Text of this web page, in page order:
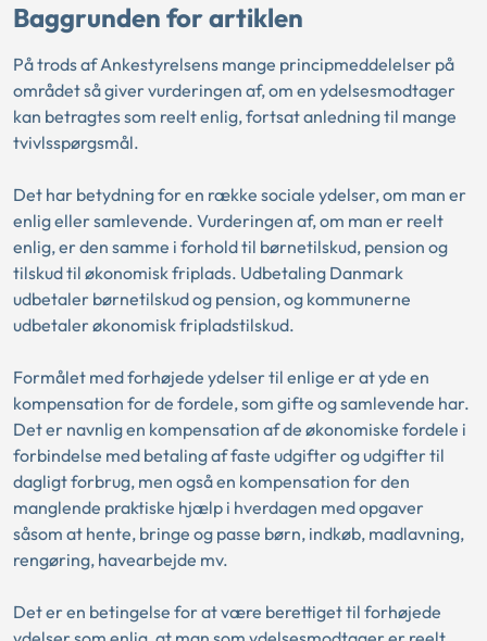
Baggrunden for artiklen
På trods af Ankestyrelsens mange principmeddelelser på
området så giver vurderingen af, om en ydelsesmodtager
kan betragtes som reelt enlig, fortsat anledning til mange
tvivlsspørgsmål.
Det har betydning for en række sociale ydelser, om man er
enlig eller samlevende. Vurderingen af, om man er reelt
enlig, er den samme i forhold til børnetilskud, pension og
tilskud til økonomisk friplads. Udbetaling Danmark
udbetaler børnetilskud og pension, og kommunerne
udbetaler økonomisk fripladstilskud.
Formålet med forhøjede ydelser til enlige er at yde en
kompensation for de fordele, som gifte og samlevende har.
Det er navnlig en kompensation af de økonomiske fordele i
forbindelse med betaling af faste udgifter og udgifter til
dagligt forbrug, men også en kompensation for den
manglende praktiske hjælp i hverdagen med opgaver
såsom at hente, bringe og passe børn, indkøb, madlavning,
rengøring, havearbejde mv.
Det er en betingelse for at være berettiget til forhøjede